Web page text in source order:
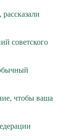
советского
чтобы ваша